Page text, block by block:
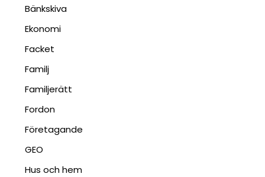
Bänkskiva
Ekonomi
Facket
Familj
Familjerätt
Fordon
Företagande
GEO
Hus och hem